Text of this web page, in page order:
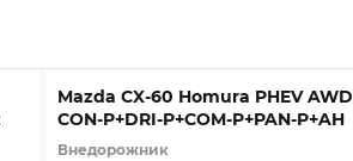
Mazda CX-60 Homura PHEV AWD
CON-P+DRI-P+COM-P+PAN-P+AH
Внедорожник